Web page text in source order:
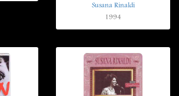
Susana Rinaldi
1994